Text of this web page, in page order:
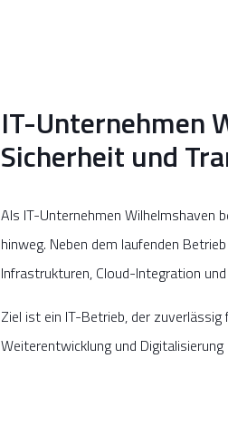
IT-Unternehmen
Sicherheit und
Als IT-Unternehmen Wilhelmshaven
hinweg. Neben dem laufenden
Infrastrukturen, Cloud-Integration
Ziel ist ein IT-Betrieb, der
Weiterentwicklung und